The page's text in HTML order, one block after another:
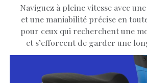
Naviguez à pleine vitesse avec
et une maniabilité précise en
pour ceux qui recherchent une
et s’efforcent de garder une